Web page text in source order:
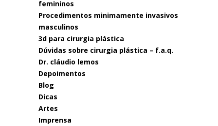
femininos
procedimentos minimamente invasivos
masculinos
3d para cirurgia plástica
dúvidas sobre cirurgia plástica – f.a.q.
dr. cláudio lemos
depoimentos
blog
dicas
artes
imprensa